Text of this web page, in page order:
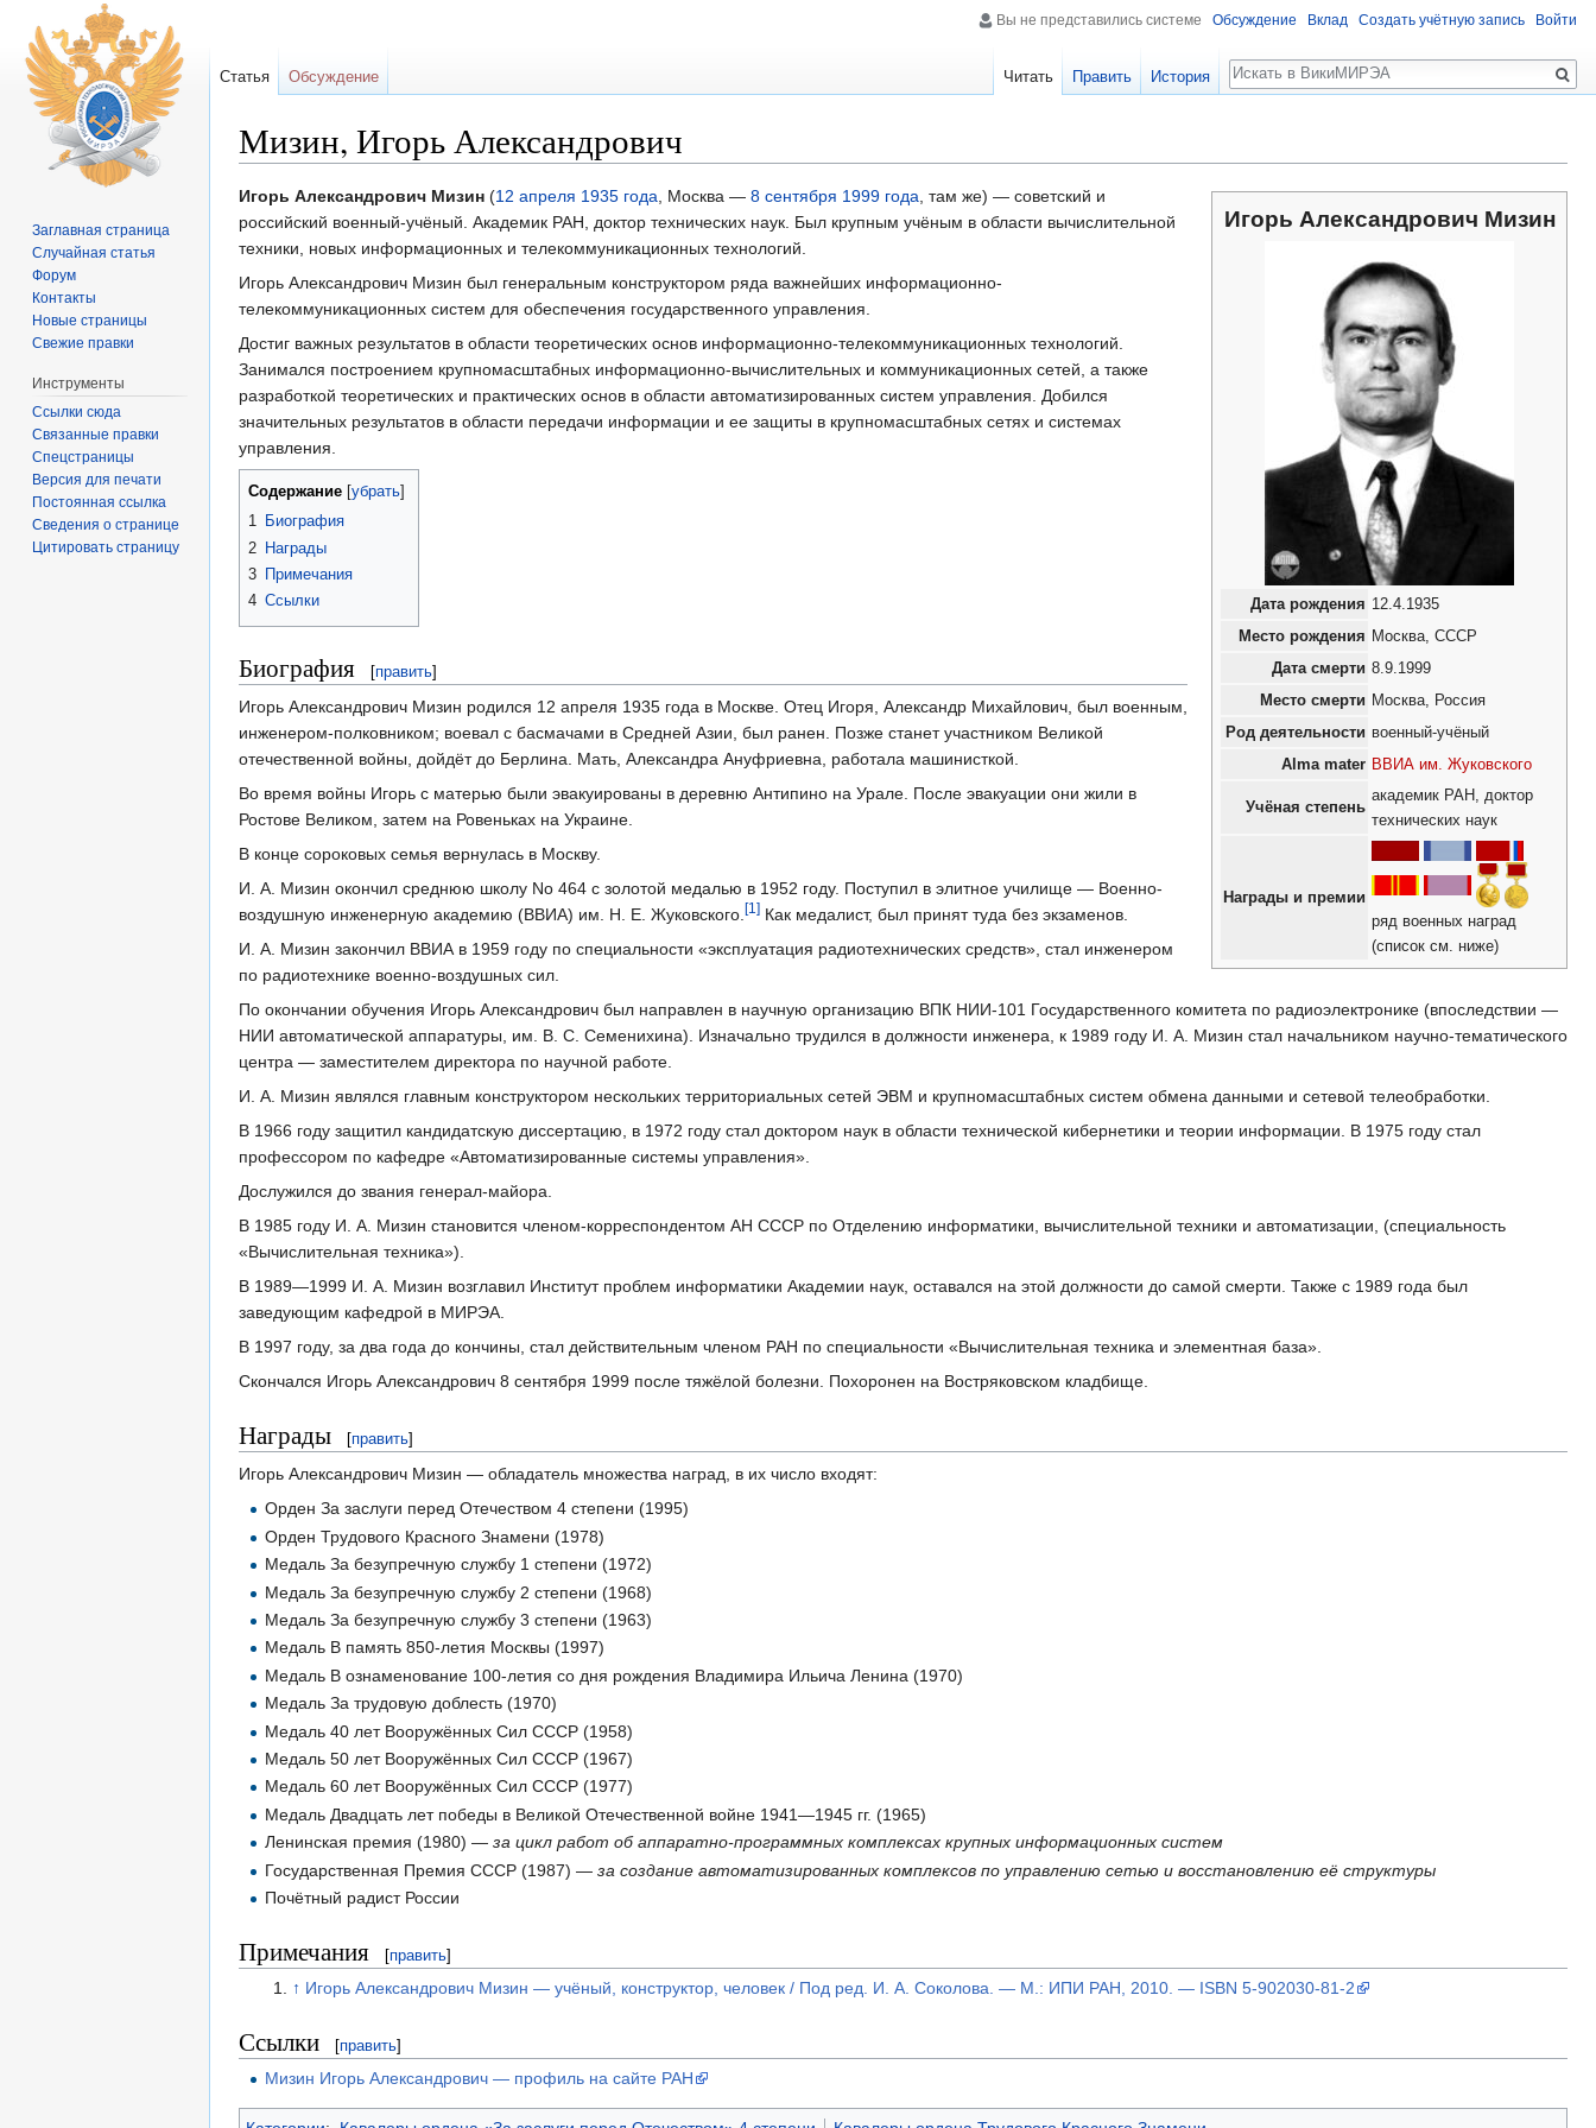
Мизин, Игорь Александрович
Игорь Александрович Мизин
Дата рождения 12.4.1935
Место рождения Москва, СССР
Дата смерти 8.9.1999
Место смерти Москва, Россия
Род деятельности военный-учёный
Alma mater ВВИА им. Жуковского
Учёная степень
академик РАН, доктор
технических наук
Награды и премии
ряд военных наград
(список см. ниже)
Игорь Александрович Мизин (12 апреля 1935 года, Москва — 8 сентября 1999 года, там же) — советский и
российский военный-учёный. Академик РАН, доктор технических наук. Был крупным учёным в области вычислительной
техники, новых информационных и телекоммуникационных технологий.
Игорь Александрович Мизин был генеральным конструктором ряда важнейших информационно-
телекоммуникационных систем для обеспечения государственного управления.
Достиг важных результатов в области теоретических основ информационно-телекоммуникационных технологий.
Занимался построением крупномасштабных информационно-вычислительных и коммуникационных сетей, а также
разработкой теоретических и практических основ в области автоматизированных систем управления. Добился
значительных результатов в области передачи информации и ее защиты в крупномасштабных сетях и системах
управления.
Содержание убрать
1 Биография
2 Награды
3 Примечания
4 Ссылки
Биография [править]
Игорь Александрович Мизин родился 12 апреля 1935 года в Москве. Отец Игоря, Александр Михайлович, был военным,
инженером-полковником; воевал с басмачами в Средней Азии, был ранен. Позже станет участником Великой
отечественной войны, дойдёт до Берлина. Мать, Александра Ануфриевна, работала машинисткой.
Во время войны Игорь с матерью были эвакуированы в деревню Антипино на Урале. После эвакуации они жили в
Ростове Великом, затем на Ровеньках на Украине.
В конце сороковых семья вернулась в Москву.
И. А. Мизин окончил среднюю школу No 464 с золотой медалью в 1952 году. Поступил в элитное училище — Военно-
воздушную инженерную академию (ВВИА) им. Н. Е. Жуковского.[1] Как медалист, был принят туда без экзаменов.
И. А. Мизин закончил ВВИА в 1959 году по специальности «эксплуатация радиотехнических средств», стал инженером
по радиотехнике военно-воздушных сил.
По окончании обучения Игорь Александрович был направлен в научную организацию ВПК НИИ-101 Государственного комитета по радиоэлектронике (впоследствии —
НИИ автоматической аппаратуры, им. В. С. Семенихина). Изначально трудился в должности инженера, к 1989 году И. А. Мизин стал начальником научно-тематического
центра — заместителем директора по научной работе.
И. А. Мизин являлся главным конструктором нескольких территориальных сетей ЭВМ и крупномасштабных систем обмена данными и сетевой телеобработки.
В 1966 году защитил кандидатскую диссертацию, в 1972 году стал доктором наук в области технической кибернетики и теории информации. В 1975 году стал
профессором по кафедре «Автоматизированные системы управления».
Дослужился до звания генерал-майора.
В 1985 году И. А. Мизин становится членом-корреспондентом АН СССР по Отделению информатики, вычислительной техники и автоматизации, (специальность
«Вычислительная техника»).
В 1989—1999 И. А. Мизин возглавил Институт проблем информатики Академии наук, оставался на этой должности до самой смерти. Также с 1989 года был
заведующим кафедрой в МИРЭА.
В 1997 году, за два года до кончины, стал действительным членом РАН по специальности «Вычислительная техника и элементная база».
Скончался Игорь Александрович 8 сентября 1999 после тяжёлой болезни. Похоронен на Востряковском кладбище.
Награды [править]
Игорь Александрович Мизин — обладатель множества наград, в их число входят:
Орден За заслуги перед Отечеством 4 степени (1995)
Орден Трудового Красного Знамени (1978)
Медаль За безупречную службу 1 степени (1972)
Медаль За безупречную службу 2 степени (1968)
Медаль За безупречную службу 3 степени (1963)
Медаль В память 850-летия Москвы (1997)
Медаль В ознаменование 100-летия со дня рождения Владимира Ильича Ленина (1970)
Медаль За трудовую доблесть (1970)
Медаль 40 лет Вооружённых Сил СССР (1958)
Медаль 50 лет Вооружённых Сил СССР (1967)
Медаль 60 лет Вооружённых Сил СССР (1977)
Медаль Двадцать лет победы в Великой Отечественной войне 1941—1945 гг. (1965)
Ленинская премия (1980) —за цикл работ об аппаратно-программных комплексах крупных информационных систем
Государственная Премия СССР (1987) —за создание автоматизированных комплексов по управлению сетью и восстановлению её структуры
Почётный радист России
Примечания [править]
↑ Игорь Александрович Мизин — учёный, конструктор, человек / Под ред. И. А. Соколова. — М.: ИПИ РАН, 2010. — ISBN 5-902030-81-2
Ссылки [править]
Мизин Игорь Александрович — профиль на сайте РАН
Вы не представились системе Обсуждение Вклад Создать учётную запись Войти
Статья Обсуждение Читать Править История
Поиск
Заглавная страница
Случайная статья
Форум
Контакты
Новые страницы
Свежие правки
Инструменты
Ссылки сюда
Связанные правки
Спецстраницы
Версия для печати
Постоянная ссылка
Сведения о странице
Цитировать страницу